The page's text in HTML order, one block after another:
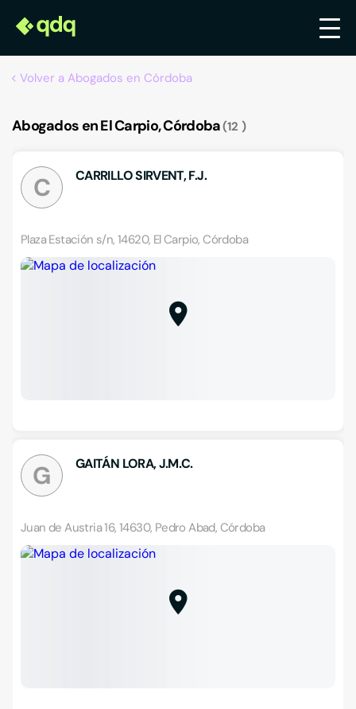
Volver a Abogados en Córdoba
Abogados en El Carpio, Córdoba 12
C CARRILLO SIRVENT, F.J.
Plaza Estación s/n, 14620, El Carpio, Córdoba
G GAITÁN LORA, J.M.C.
Juan de Austria 16, 14630, Pedro Abad, Córdoba